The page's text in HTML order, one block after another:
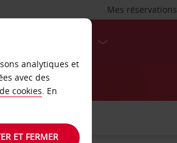
Mes réservations
analytiques et
avec des
cookies. En
ET FERMER